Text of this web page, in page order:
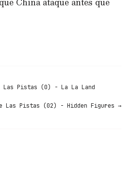
Las Pistas (0) - La La Land
Las Pistas (02) - Hidden Figures →